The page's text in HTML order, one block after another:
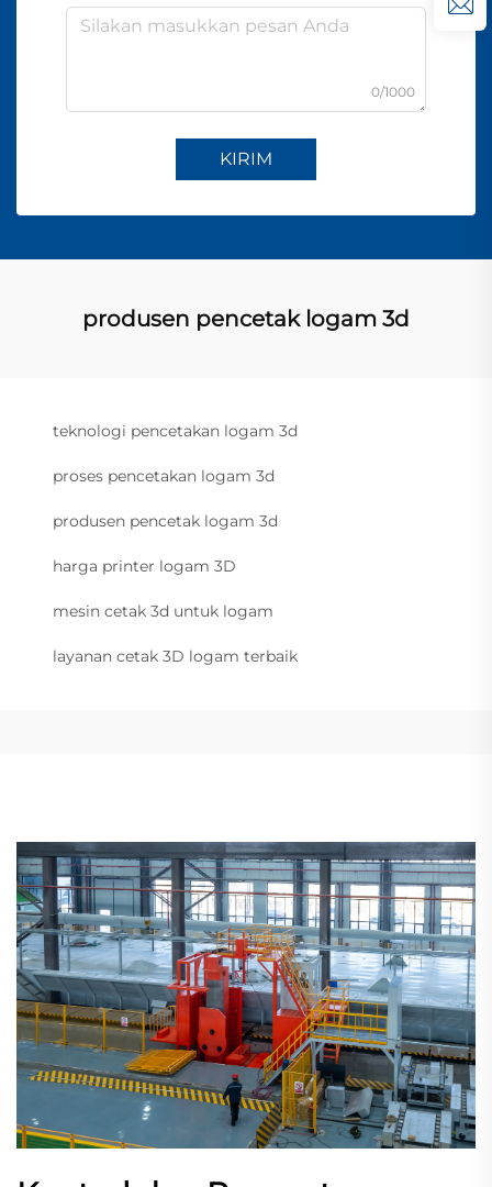
0/1000
KIRIM
produsen pencetak logam 3d
teknologi pencetakan logam 3d
proses pencetakan logam 3d
produsen pencetak logam 3d
harga printer logam 3D
mesin cetak 3d untuk logam
layanan cetak 3D logam terbaik